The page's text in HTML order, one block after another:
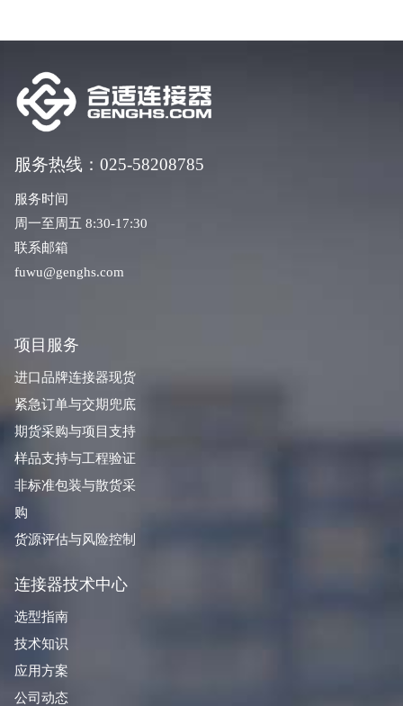
服务热线：025-58208785
服务时间
周一至周五 8:30-17:30
联系邮箱
fuwu@genghs.com
项目服务
进口品牌连接器现货
紧急订单与交期兜底
期货采购与项目支持
样品支持与工程验证
非标准包装与散货采
购
货源评估与风险控制
连接器技术中心
选型指南
技术知识
应用方案
公司动态